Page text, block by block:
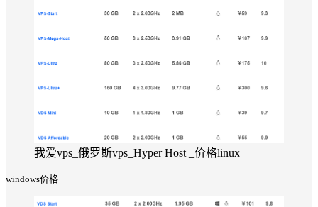
我爱vps_俄罗斯vps_Hyper Host _价格linux
windows价格